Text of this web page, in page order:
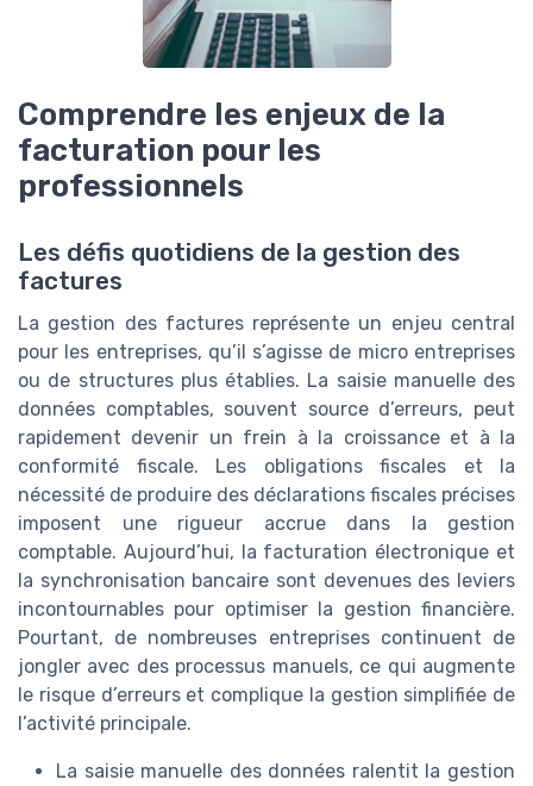
Comprendre les enjeux de la
facturation pour les
professionnels
Les défis quotidiens de la gestion des
factures
La gestion des factures représente un enjeu central
pour les entreprises, qu’il s’agisse de micro entreprises
ou de structures plus établies. La saisie manuelle des
données comptables, souvent source d’erreurs, peut
rapidement devenir un frein à la croissance et à la
conformité fiscale. Les obligations fiscales et la
nécessité de produire des déclarations fiscales précises
imposent une rigueur accrue dans la gestion
comptable. Aujourd’hui, la facturation électronique et
la synchronisation bancaire sont devenues des leviers
incontournables pour optimiser la gestion financière.
Pourtant, de nombreuses entreprises continuent de
jongler avec des processus manuels, ce qui augmente
le risque d’erreurs et complique la gestion simplifiée de
l’activité principale.
La saisie manuelle des données ralentit la gestion